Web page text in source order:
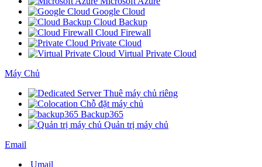
Google Cloud
Cloud Backup
Cloud Firewall
Private Cloud
Virtual Private Cloud
Máy Chủ
Thuê máy chủ riêng
Chỗ đặt máy chủ
Backup365
Quản trị máy chủ
Email
Umail